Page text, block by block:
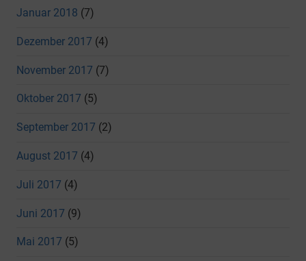
Januar 2018 (7)
Dezember 2017 (4)
November 2017 (7)
Oktober 2017 (5)
September 2017 (2)
August 2017 (4)
Juli 2017 (4)
Juni 2017 (9)
Mai 2017 (5)